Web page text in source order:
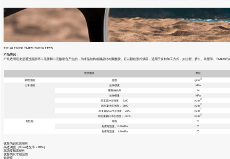
TM126 TM136 TM128 TM156 T1205
产品情况：
广垠透明尼龙是通过脂肪环二元胺和二元酸缩合产生的，为非晶结构或微晶结构聚酰胺。它以颗粒形式供应，适用于多种加工方式，如注塑、挤出、吹塑等。TM128约
检测项目 单位
物理性能 密度 g/cm3
力学性能 拉伸强度
MPa
断裂伸长率
%
拉伸模量
MPa
简支梁冲击强度， 23℃
KJ/m2
简支梁冲击强度，-30℃ KJ/m2
简支梁缺口冲击强度， 23℃ KJ/m2
简支梁缺口冲击强度， -30℃ KJ/m2
热性能 熔程
℃
热变形温度， 0.45MPa
℃
热变形温度， 1.80MPa
℃
优异的记忆回弹性
高透明度（2mm透光率＞92%）
高强度和高韧性
优异的尺寸稳定性
低密度